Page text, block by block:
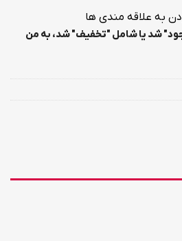
به علاقه مندی ها
شد یا شامل "تخفیف" شد، به من